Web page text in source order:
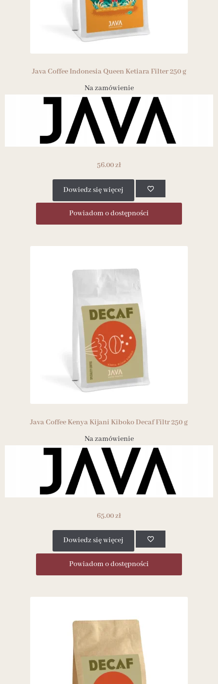
Java Coffee Indonesia Queen Ketiara Filter 250 g
Na zamówienie
56.00zł
Dowiedz się więcej
Powiadom o dostępności
Java Coffee Kenya Kijani Kiboko Decaf Filtr 250 g
Na zamówienie
65.00zł
Dowiedz się więcej
Powiadom o dostępności